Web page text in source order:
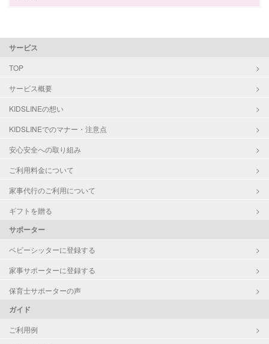
サービス
TOP
サービス概要
KIDSLINEの想い
KIDSLINEでのマナー・注意点
安心安全への取り組み
ご利用料金について
家事代行のご利用について
ギフトを贈る
サポーター
ベビーシッターに登録する
家事サポーターに登録する
保育士サポーターの声
ガイド
ご利用例